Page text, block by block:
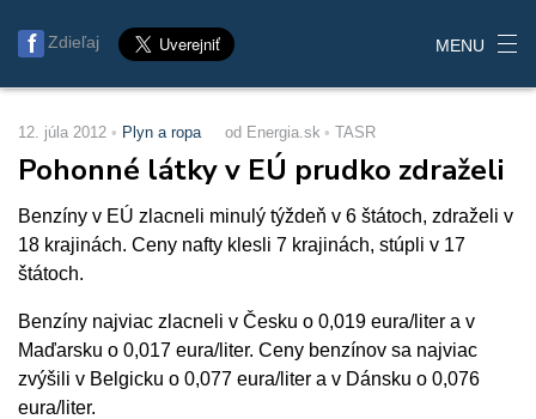
Zdieľaj MENU
12. júla 2012 Plyn a ropa od Energia.sk TASR
Pohonné látky v EÚ prudko zdraželi
Benzíny v EÚ zlacneli minulý týždeň v 6 štátoch, zdraželi v
18 krajinách. Ceny nafty klesli 7 krajinách, stúpli v 17
štátoch.
Benzíny najviac zlacneli v Česku o 0,019 eura/liter a v
Maďarsku o 0,017 eura/liter. Ceny benzínov sa najviac
zvýšili v Belgicku o 0,077 eura/liter a v Dánsku o 0,076
eura/liter.